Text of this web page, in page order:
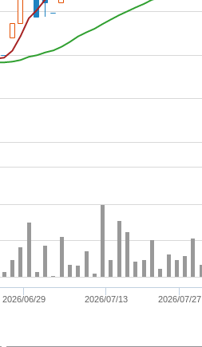
2026/06/29 2026/07/13 2026/07/27